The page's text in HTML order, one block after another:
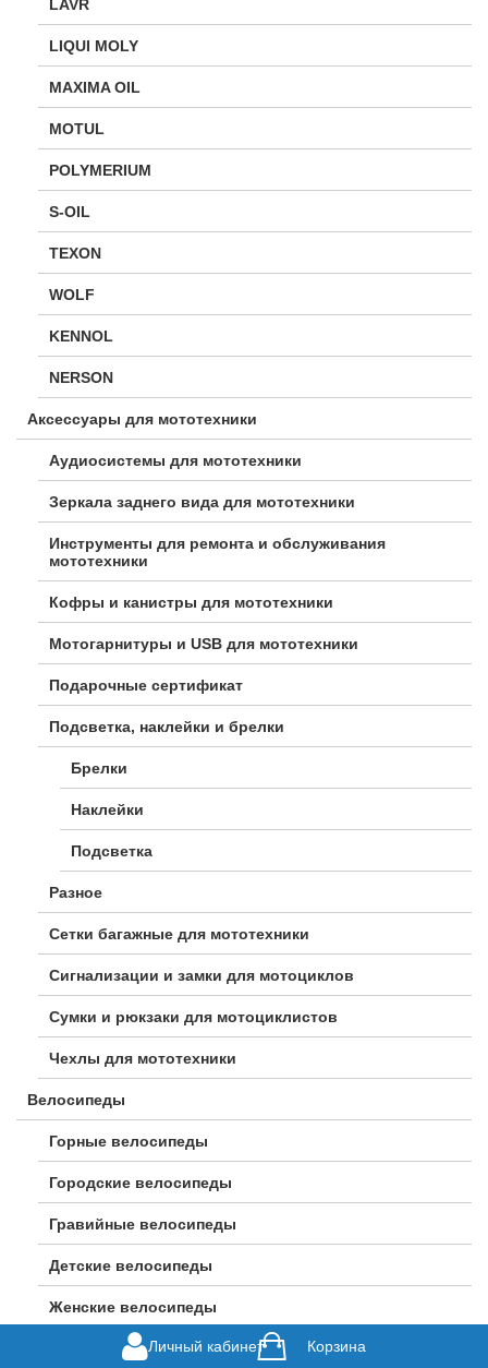
LAVR
LIQUI MOLY
MAXIMA OIL
MOTUL
POLYMERIUM
S-OIL
TEXON
WOLF
KENNOL
NERSON
Аксессуары для мототехники
Аудиосистемы для мототехники
Зеркала заднего вида для мототехники
Инструменты для ремонта и обслуживания
мототехники
Кофры и канистры для мототехники
Мотогарнитуры и USB для мототехники
Подарочные сертификат
Подсветка, наклейки и брелки
Брелки
Наклейки
Подсветка
Разное
Сетки багажные для мототехники
Сигнализации и замки для мотоциклов
Сумки и рюкзаки для мотоциклистов
Чехлы для мототехники
Велосипеды
Горные велосипеды
Городские велосипеды
Гравийные велосипеды
Детские велосипеды
Женские велосипеды
Подростковые велосипеды
Личный кабинет Корзина